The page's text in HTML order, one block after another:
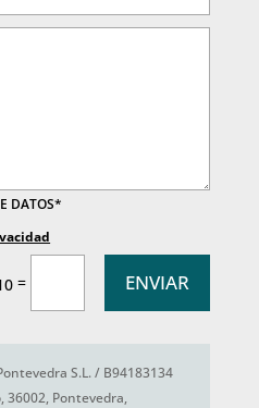
DATOS*
= ENVIAR
S.L. / B94183134
36002, Pontevedra,